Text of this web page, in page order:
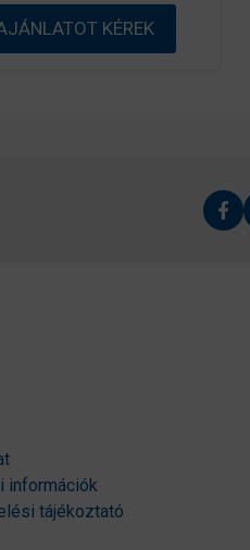
l
KÉREK
információk
tájékoztató